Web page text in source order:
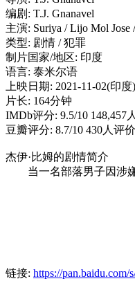
编剧: T.J. Gnanavel
主演: Suriya / Lijo Mol Jose
类型: 剧情 / 犯罪
制片国家/地区: 印度
语言: 泰米尔语
上映日期: 2021-11-02(印度)
片长: 164分钟
IMDb评分: 9.5/10 148,457
豆瓣评分: 8.7/10 430人评价
杰伊·比姆的剧情简介
当一名部落男子因涉嫌
链接: https://